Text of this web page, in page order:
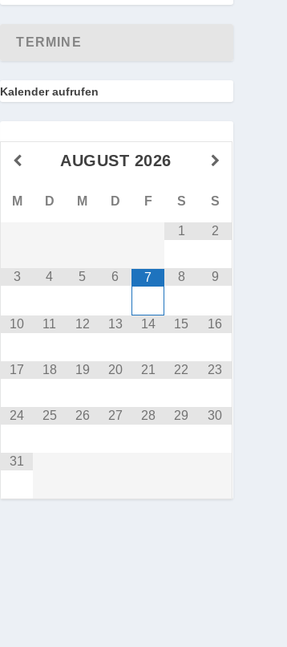
TERMINE
Kalender aufrufen
AUGUST 2026
M D M D F S S
1 2
3 4 5 6 7 8 9
10 11 12 13 14 15 16
17 18 19 20 21 22 23
24 25 26 27 28 29 30
31